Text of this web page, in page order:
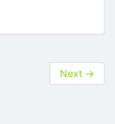
Next →